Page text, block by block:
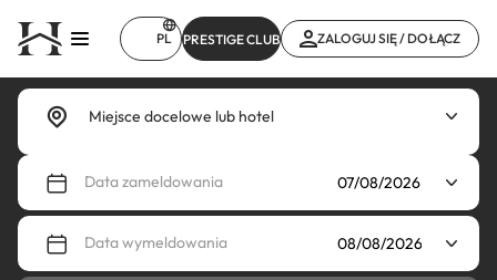
treści
PL PRESTIGE CLUB ZALOGUJ SIĘ / DOŁĄCZ
Data zameldowania
Data wymeldowania